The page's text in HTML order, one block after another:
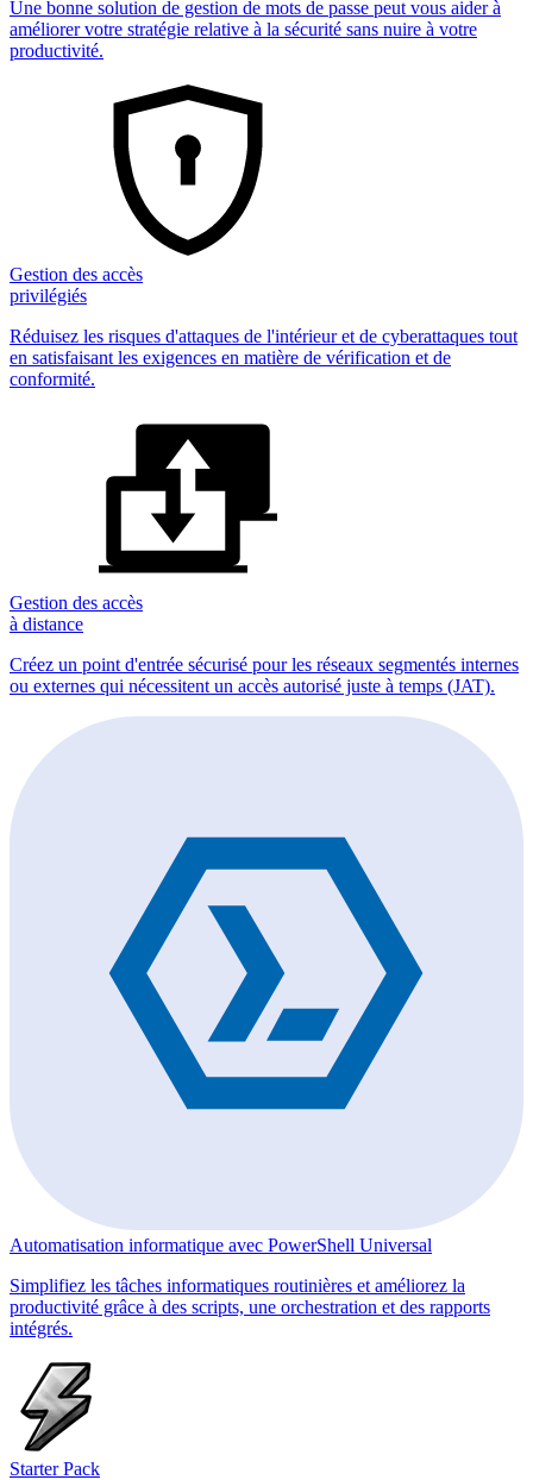
Une bonne solution de gestion de mots de passe peut vous aider à
améliorer votre stratégie relative à la sécurité sans nuire à votre
productivité.
Gestion des accès
privilégiés
Réduisez les risques d'attaques de l'intérieur et de cyberattaques tout
en satisfaisant les exigences en matière de vérification et de
conformité.
Gestion des accès
à distance
Créez un point d'entrée sécurisé pour les réseaux segmentés internes
ou externes qui nécessitent un accès autorisé juste à temps (JAT).
Automatisation informatique avec PowerShell Universal
Simplifiez les tâches informatiques routinières et améliorez la
productivité grâce à des scripts, une orchestration et des rapports
intégrés.
Starter Pack